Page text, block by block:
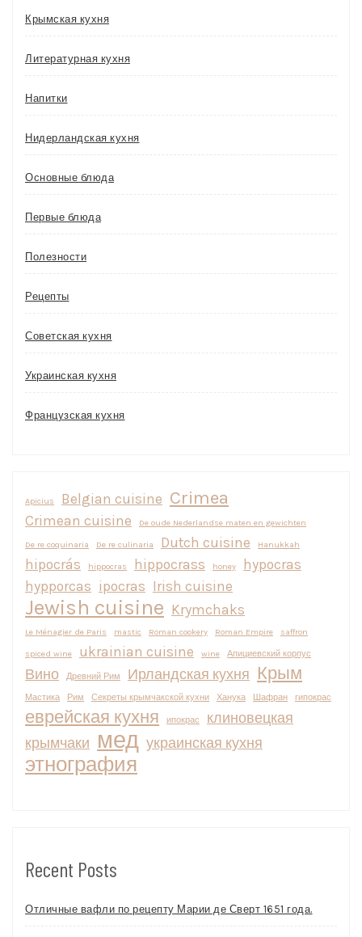
Крымская кухня
Литературная кухня
Напитки
Нидерландская кухня
Основные блюда
Первые блюда
Полезности
Рецепты
Советская кухня
Украинская кухня
Французская кухня
Apicius Belgian cuisine Crimea
Crimean cuisine De oude Nederlandse maten en gewichten
De re coquinaria De re culinaria Dutch cuisine Hanukkah
hipocrás hippocras hippocrass honey
hypocras
hypporcas ipocras Irish cuisine
Jewish cuisine Krymchaks
Le Ménagier de Paris mastic Roman cookery Roman Empire saffron
spiced wine ukrainian cuisine wine Апициевский корпус
Вино Древний Рим Ирландская кухня Крым
Мастика Рим Секреты крымчакской кухни Ханука Шафран гипокрас
еврейская кухня ипокрас
клиновецкая
крымчаки мед украинская кухня
этнография
Recent Posts
Отличные вафли по рецепту Марии де Сверт 1651 года.